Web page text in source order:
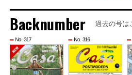
Backnumber 過去の号は
No. 317 No. 316